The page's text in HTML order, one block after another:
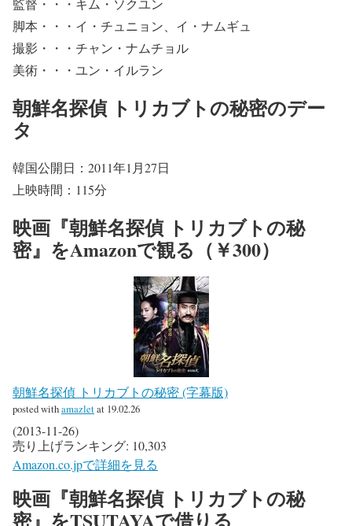
監督・・・キム・ソクユン
脚本・・・イ・チュニョン、イ・ナムギュ
撮影・・・チャン・ナムチョル
美術・・・ユン・イルラン
朝鮮名探偵 トリカブトの秘密のデー
タ
韓国公開日：2011年1月27日
上映時間：115分
映画『朝鮮名探偵 トリカブトの秘
密』をAmazonで観る（￥300）
朝鮮名探偵 トリカブトの秘密 (字幕版)
posted withamazletat 19.02.26
(2013-11-26)
売り上げランキング: 10,303
Amazon.co.jpで詳細を見る
映画『朝鮮名探偵 トリカブトの秘
密』をTSUTAYAで借りる